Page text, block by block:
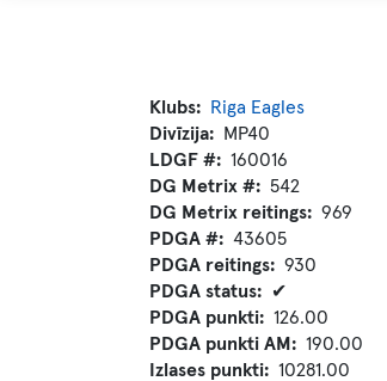
Klubs
Riga Eagles
Divīzija
MP40
LDGF #
160016
DG Metrix #
542
DG Metrix reitings
969
PDGA #
43605
PDGA reitings
930
PDGA status
✔
PDGA punkti
126.00
PDGA punkti AM
190.00
Izlases punkti
10281.00